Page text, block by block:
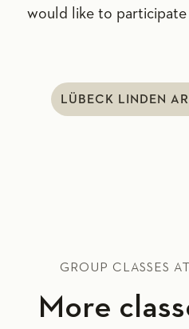
would like to participate
LÜBECK LINDEN
GROUP CLASSES
More